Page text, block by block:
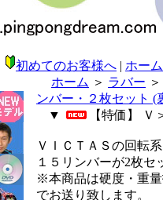
初めてのお客様へ | ホーム
ホーム ＞ ラバー ＞
ンバー・２枚セット (
▼
【特価】
ＶＩＣＴＡＳの回転
１５リンバーが2枚セ
※本商品は硬度・重
でお送り致します。